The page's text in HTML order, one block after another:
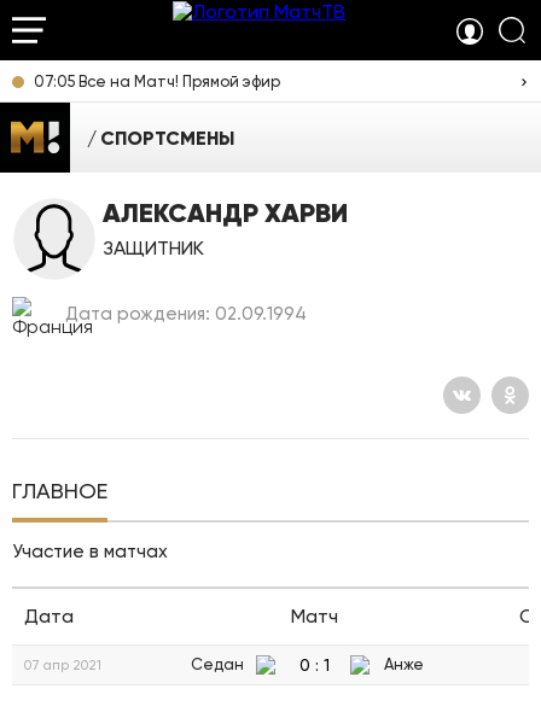
07:05 Все на Матч! Прямой эфир
СПОРТСМЕНЫ
АЛЕКСАНДР ХАРВИ
ЗАЩИТНИК
Дата рождения: 02.09.1994
ГЛАВНОЕ
Участие в матчах
Дата Матч
07 апр 2021 Седан 0 : 1 Анже